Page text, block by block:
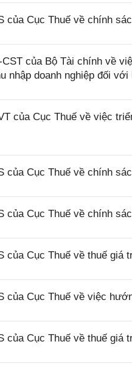
của Cục Thuế về chính
CST của Bộ Tài chính về
nhập doanh nghiệp đối
của Cục Thuế về việc
của Cục Thuế về chính
của Cục Thuế về chính
của Cục Thuế về thuế giá
của Cục Thuế về việc
của Cục Thuế về thuế giá